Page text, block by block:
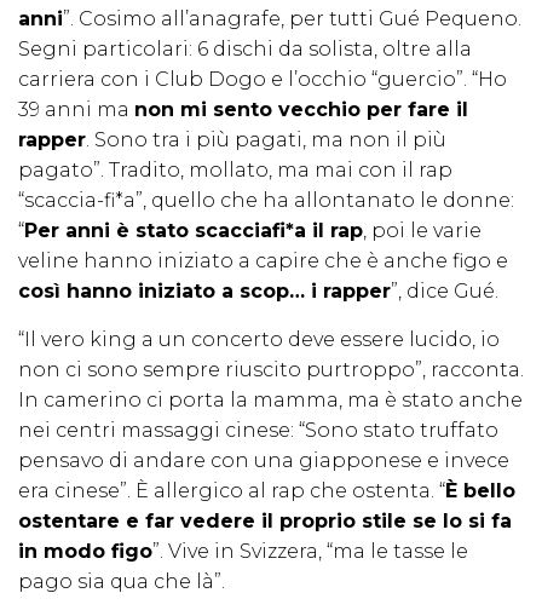
anni”. Cosimo all’anagrafe, per tutti Gué Pequeno.
Segni particolari: 6 dischi da solista, oltre alla
carriera con i Club Dogo e l’occhio “guercio”. “Ho
39 anni ma non mi sento vecchio per fare il
rapper. Sono tra i più pagati, ma non il più
pagato”. Tradito, mollato, ma mai con il rap
“scaccia-fi*a”, quello che ha allontanato le donne:
“Per anni è stato scacciafi*a il rap, poi le varie
veline hanno iniziato a capire che è anche figo e
così hanno iniziato a scop… i rapper”, dice Gué.
“Il vero king a un concerto deve essere lucido, io
non ci sono sempre riuscito purtroppo”, racconta.
In camerino ci porta la mamma, ma è stato anche
nei centri massaggi cinese: “Sono stato truffato
pensavo di andare con una giapponese e invece
era cinese”. È allergico al rap che ostenta. “È bello
ostentare e far vedere il proprio stile se lo si fa
in modo figo”. Vive in Svizzera, “ma le tasse le
pago sia qua che là”.